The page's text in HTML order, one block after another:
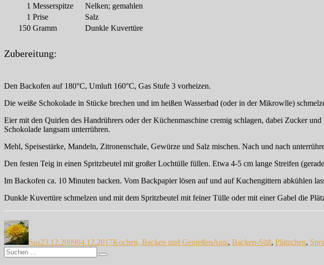
1 Messerspitze
Nelken; gemahlen
1 Prise
Salz
150 Gramm Dunkle Kuvertüre
Zubereitung:
Den Backofen auf 180°C, Umluft 160°C, Gas Stufe 3 vorheizen.
Die weiße Schokolade in Stücke brechen und im heißen Wasserbad (oder in der Mikrowlle)
Eier mit den Quirlen des Handrührers oder der Küchenmaschine cremig schlagen, dabei Zucker
Schokolade langsam unterrühren.
Mehl, Speisestärke, Mandeln, Zitronenschale, Gewürze und Salz mischen. Nach und nach
Den festen Teig in einen Spritzbeutel mit großer Lochtülle füllen. Etwa 4-5 cm lange Streifen
Im Backofen ca. 10 Minuten backen. Vom Backpapier lösen auf und auf Kuchengittern abkühlen
Dunkle Kuvertüre schmelzen und mit dem Spritzbeutel mit feiner Tülle oder mit einer Gabel die
Autor
Sus23.12.200904.12.2017Kochen, Backen und GenießenAnis, Backen-Süß, Plätzchen,
Suche
nach:
Suchen